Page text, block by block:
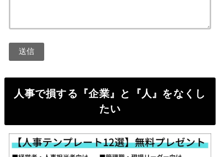
人事で損する『企業』と『人』をなくし
たい